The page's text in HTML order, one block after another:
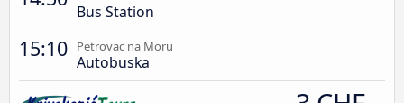
Bus Station
15:10 Petrovac na Moru
Autobuska